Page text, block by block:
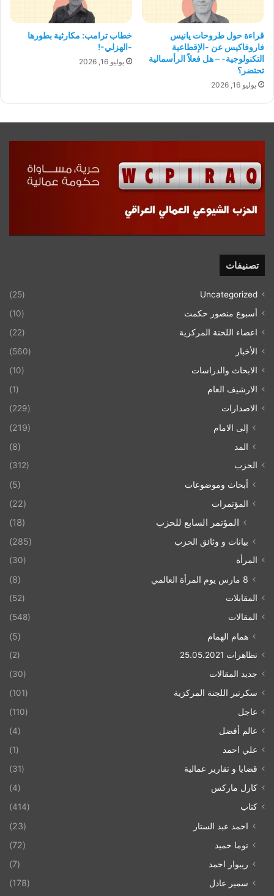
قراءة حول طروحات يانيس
فاروفاكيس عن -الإقطاعية
التكنولوجية- – هل فعلاً الرأسمالية
تحتضر؟
يوليو 16, 2026
خطاب ترامب: مكارثية بطورها
-الهزلي-!
يوليو 16, 2026
تصنيفات
Uncategorized
(25)
أسبوع منصور حكمت
(10)
اعضاء اللحنة المركزية
(22)
الأخبار
(560)
الابحاث والدراسات
(10)
الارشيف العام
(1)
الاصدارات
(229)
إلى الامام
(219)
المد
(8)
الحزب (312)
أبحاث وموضوعات
(5)
المؤتمرات
(22)
المؤتمر السابع للحزب (18)
بيانات و وثائق الحزب (285)
المرأة (30)
8 مارس يوم المرأة العالمي (8)
المقابلات
(52)
المقالات
(548)
همام الهمام (5)
تظاهرات 25.05.2021
(2)
جديد المقالات
(30)
سكرتير اللجنة المركزية
(101)
عاجل
(110)
عالم أفضل
(4)
علي احمد
(1)
قضايا و تقارير عمالية
(31)
كارل ماركس
(4)
كتاب
(414)
احمد عبد الستار
(23)
توما حميد
(72)
ريبوار احمد
(7)
سمير عادل
(178)